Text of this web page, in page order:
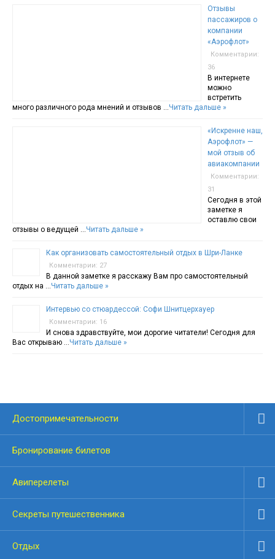
Отзывы
пассажиров о
компании
«Аэрофлот»
Комментарии:
36
В интернете
можно
встретить
много различного рода мнений и отзывов …Читать дальше »
«Искренне наш,
Аэрофлот» —
мой отзыв об
авиакомпании
Комментарии:
31
Сегодня в этой
заметке я
оставлю свои
отзывы о ведущей …Читать дальше »
Как организовать самостоятельный отдых в Шри-Ланке
Комментарии: 27
В данной заметке я расскажу Вам про самостоятельный
отдых на …Читать дальше »
Интервью со стюардессой: Софи Шнитцерхауер
Комментарии: 16
И снова здравствуйте, мои дорогие читатели! Сегодня для
Вас открываю …Читать дальше »
Достопримечательности
Бронирование билетов
Авиперелеты
Секреты путешественника
Отдых